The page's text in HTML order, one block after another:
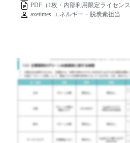
PDF（1枚・内部利用限定ライセンス
axetimes エネルギー・脱炭素担当